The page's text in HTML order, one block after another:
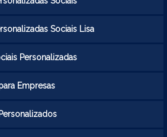
Sociais Lisa
Personalizadas
Empresas